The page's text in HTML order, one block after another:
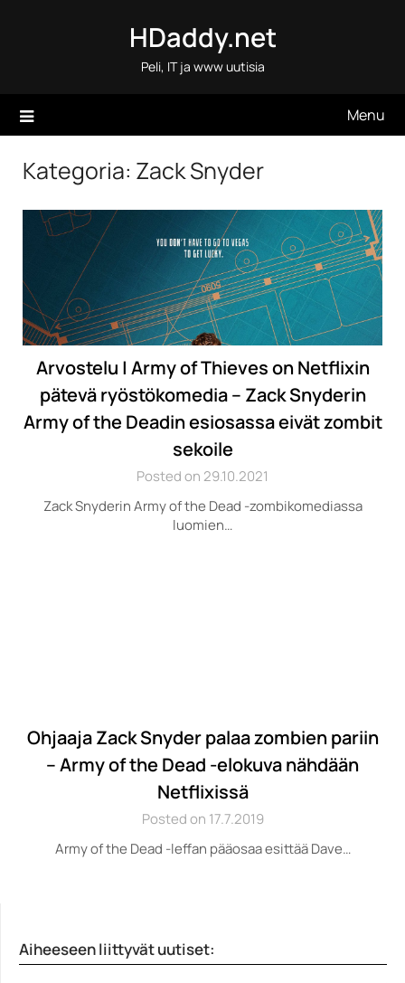
HDaddy.net
Peli, IT ja www uutisia
Menu
Kategoria: Zack Snyder
Arvostelu | Army of Thieves on Netflixin
pätevä ryöstökomedia – Zack Snyderin
Army of the Deadin esiosassa eivät zombit
sekoile
Posted on 29.10.2021
Zack Snyderin Army of the Dead -zombikomediassa
luomien…
Ohjaaja Zack Snyder palaa zombien pariin
– Army of the Dead -elokuva nähdään
Netflixissä
Posted on 17.7.2019
Army of the Dead -leffan pääosaa esittää Dave…
Aiheeseen liittyvät uutiset: